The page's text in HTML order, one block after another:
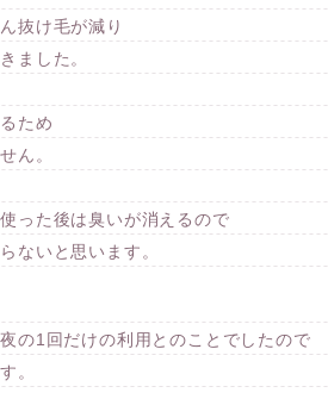
抜け毛が減り
ました。
ため
ん。
った後は臭いが消えるので
ないと思います。
の1回だけの利用とのことでしたので
。